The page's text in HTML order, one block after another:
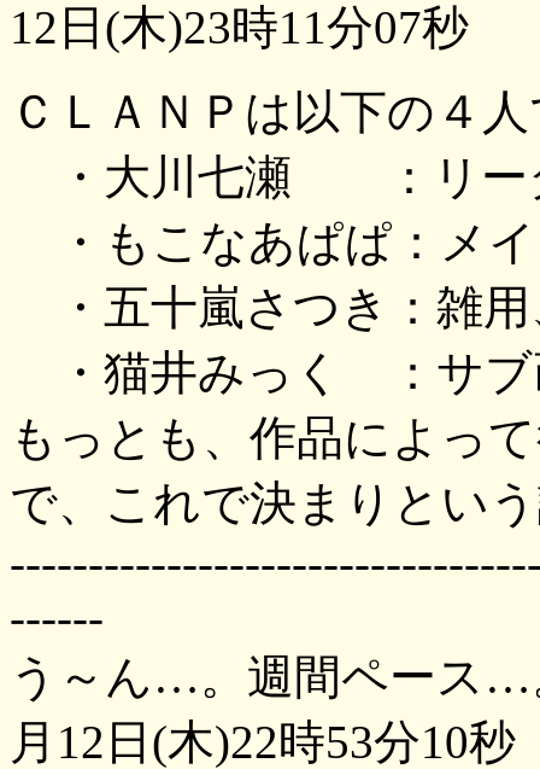
12日(木)23時11分07秒
ＣＬＡＮＰは以下の４
・大川七瀬 ：リー
・もこなあぱぱ：メ
・五十嵐さつき：雑用
・猫井みっく ：サブ
もっとも、作品によっ
で、これで決まりとい
------
う～ん…。週間ペース
月12日(木)22時53分10秒